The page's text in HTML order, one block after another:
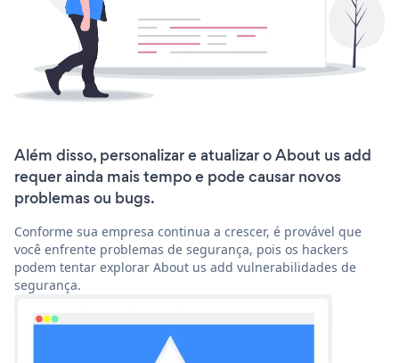
Além disso, personalizar e atualizar o About us add
requer ainda mais tempo e pode causar novos
problemas ou bugs.
Conforme sua empresa continua a crescer, é provável que
você enfrente problemas de segurança, pois os hackers
podem tentar explorar About us add vulnerabilidades de
segurança.